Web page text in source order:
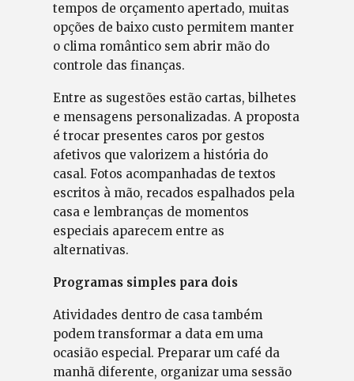
tempos de orçamento apertado, muitas
opções de baixo custo permitem manter
o clima romântico sem abrir mão do
controle das finanças.
Entre as sugestões estão cartas, bilhetes
e mensagens personalizadas. A proposta
é trocar presentes caros por gestos
afetivos que valorizem a história do
casal. Fotos acompanhadas de textos
escritos à mão, recados espalhados pela
casa e lembranças de momentos
especiais aparecem entre as
alternativas.
Programas simples para dois
Atividades dentro de casa também
podem transformar a data em uma
ocasião especial. Preparar um café da
manhã diferente, organizar uma sessão